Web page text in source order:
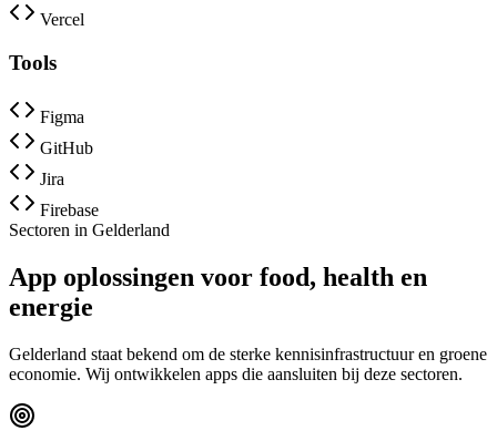
Vercel
Tools
Figma
GitHub
Jira
Firebase
Sectoren in Gelderland
App oplossingen voor food, health en
energie
Gelderland staat bekend om de sterke kennisinfrastructuur en groene
economie. Wij ontwikkelen apps die aansluiten bij deze sectoren.